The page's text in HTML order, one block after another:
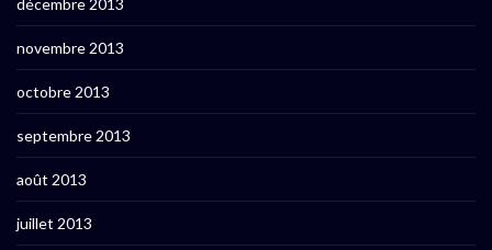
novembre 2013
octobre 2013
septembre 2013
août 2013
juillet 2013